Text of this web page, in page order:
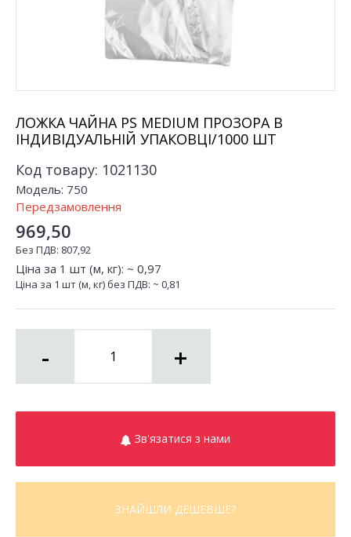
ЛОЖКА ЧАЙНА PS MEDIUM ПРОЗОРА В
IНДИВІДУАЛЬНІЙ УПАКОВЦІ/1000 ШТ
Код товару: 1021130
Модель: 750
Передзамовлення
969,50
Без ПДВ: 807,92
Ціна за 1 шт (м, кг): ~ 0,97
Ціна за 1 шт (м, кг) без ПДВ: ~ 0,81
- +
Зв'язатися з нами
ЗНАЙШЛИ ДЕШЕВШЕ?